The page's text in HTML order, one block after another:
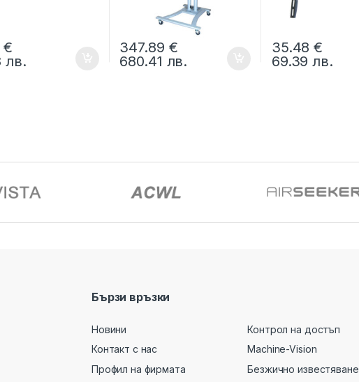
€
лв.
347.89 €
680.41 лв.
35.48€
69.39лв.
Бързи връзки
Новини
Контакт с нас
Профил на фирмата
Контрол на достъп
Machine-Vision
Безжично известяване